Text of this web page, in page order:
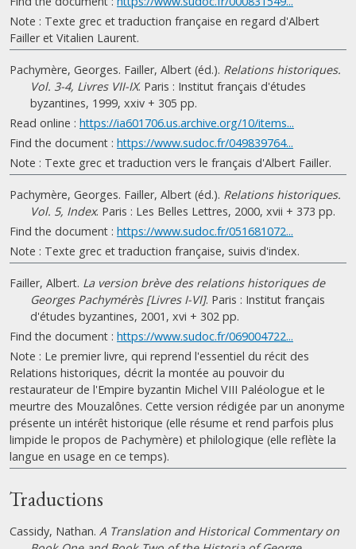
Note : Texte grec et traduction française en regard d'Albert
Failler et Vitalien Laurent.
Pachymère, Georges. Failler, Albert (éd.). Relations historiques.
Vol. 3-4, Livres VII-IX. Paris : Institut français d'études
byzantines, 1999, xxiv + 305 pp.
Read online : https://ia601706.us.archive.org/10/items...
Find the document : https://www.sudoc.fr/049839764...
Note : Texte grec et traduction vers le français d'Albert Failler.
Pachymère, Georges. Failler, Albert (éd.). Relations historiques.
Vol. 5, Index. Paris : Les Belles Lettres, 2000, xvii + 373 pp.
Find the document : https://www.sudoc.fr/051681072...
Note : Texte grec et traduction française, suivis d'index.
Failler, Albert. La version brève des relations historiques de
Georges Pachymérès [Livres I-VI]. Paris : Institut français
d'études byzantines, 2001, xvi + 302 pp.
Find the document : https://www.sudoc.fr/069004722...
Note : Le premier livre, qui reprend l'essentiel du récit des
Relations historiques, décrit la montée au pouvoir du
restaurateur de l'Empire byzantin Michel VIII Paléologue et le
meurtre des Mouzalônes. Cette version rédigée par un anonyme
présente un intérêt historique (elle résume et rend parfois plus
limpide le propos de Pachymère) et philologique (elle reflète la
langue en usage en ce temps).
Traductions
Cassidy, Nathan. A Translation and Historical Commentary on